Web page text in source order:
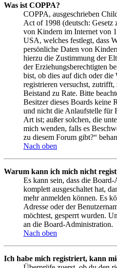
Was ist COPPA?
COPPA, ausgeschrieben
Act of 1998 (deutsch: Gesetz
von Kindern im Internet von
USA, welches festlegt, dass
persönliche Daten von
hierzu die Zustimmung der
der Erziehungsberechtigten
bist, ob dies auf dich oder die
registrieren versuchst, zutrifft,
Beistand zu Rate. Bitte
Besitzer dieses Boards keine
und nicht die Anlaufstelle für
Art ist; außer solchen, die
mich wenden, falls es
zu diesem Forum gibt?“
Nach oben
Warum kann ich mich nicht
Es kann sein, dass die
komplett ausgeschaltet hat,
mehr anmelden können. Es
Adresse oder der
möchtest, gesperrt wurden.
an die Board-Administration.
Nach oben
Ich habe mich registriert, kann